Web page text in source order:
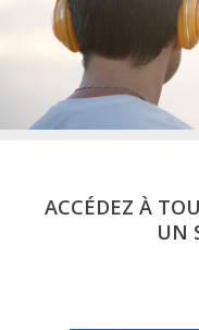
ACCÉDEZ À
UN